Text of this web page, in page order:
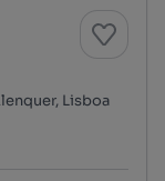
Lisboa